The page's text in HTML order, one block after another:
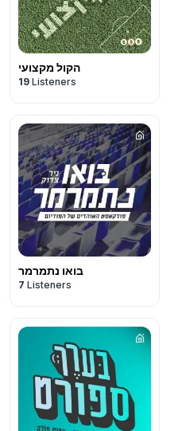
הקול מקצועי
19 Listeners
בואו נתמרמר
7 Listeners